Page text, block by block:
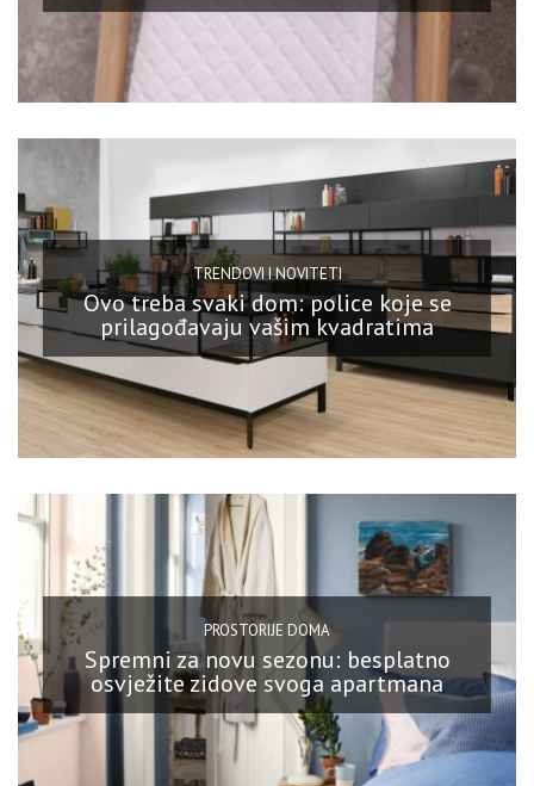
TRENDOVI I NOVITETI
Ovo treba svaki dom: police koje se
prilagođavaju vašim kvadratima
PROSTORIJE DOMA
Spremni za novu sezonu: besplatno
osvježite zidove svoga apartmana